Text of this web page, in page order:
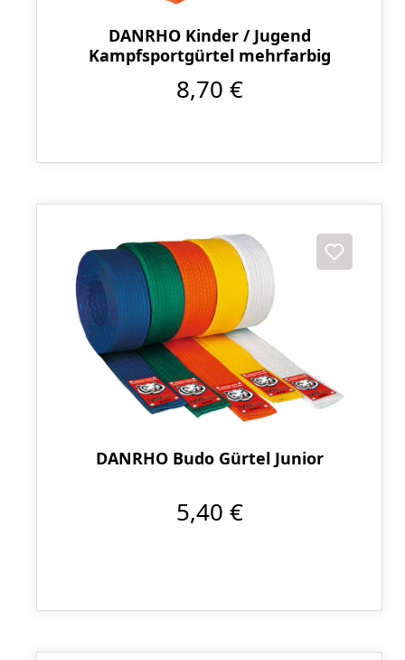
DANRHO Kinder / Jugend
Kampfsportgürtel mehrfarbig
8,70 €
DANRHO Budo Gürtel Junior
5,40 €